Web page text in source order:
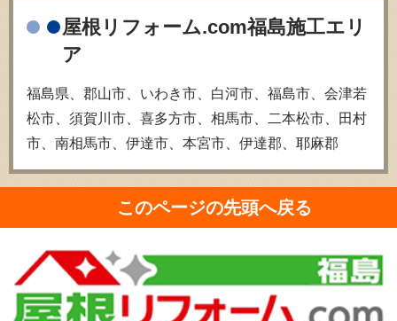
屋根リフォーム.com福島施工エリ
ア
福島県、郡山市、いわき市、白河市、福島市、会津若
松市、須賀川市、喜多方市、相馬市、二本松市、田村
市、南相馬市、伊達市、本宮市、伊達郡、耶麻郡
このページの先頭へ戻る